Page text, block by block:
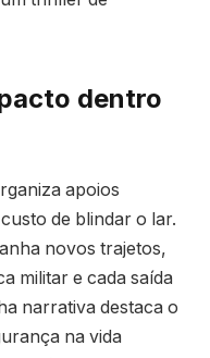
dentro
apoios
de blindar o lar.
novos trajetos,
militar e cada saída
narrativa destaca o
na vida